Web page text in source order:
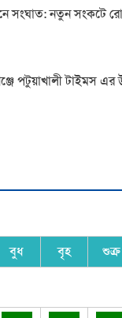
সংঘাত: নতুন সংকটে
পটুয়াখালী টাইমস এর
বুধ বৃহ শুক্র